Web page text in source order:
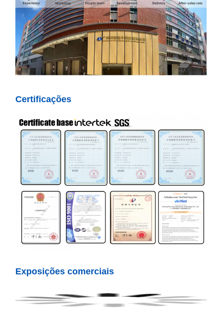
Certificações
Exposições comerciais